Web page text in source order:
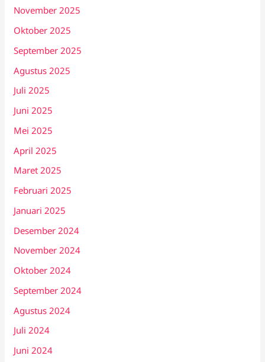
November 2025
Oktober 2025
September 2025
Agustus 2025
Juli 2025
Juni 2025
Mei 2025
April 2025
Maret 2025
Februari 2025
Januari 2025
Desember 2024
November 2024
Oktober 2024
September 2024
Agustus 2024
Juli 2024
Juni 2024